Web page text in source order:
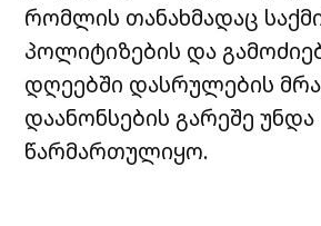
რომლის თანახმადაც
პოლიტიზების და
დღეებში დასრულების
დაანონსების გარეშე უნდა
წარმართულიყო.